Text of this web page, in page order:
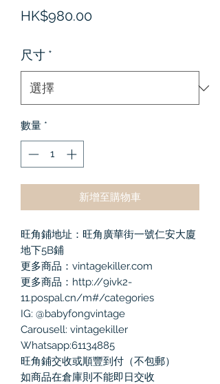
HK$980.00價
尺寸 *
數量 *
新增至購物車
旺角鋪地址：旺角廣華街一號仁安大廈
地下5B鋪
更多商品：vintagekiller.com
更多商品：http://9ivk2-
11.pospal.cn/m#/categories
IG: @babyfongvintage
Carousell: vintagekiller
Whatsapp:61134885
旺角鋪交收或順豐到付（不包郵）
如商品在倉庫則不能即日交收